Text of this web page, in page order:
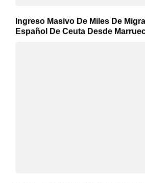
Ingreso Masivo De Miles De
Español De Ceuta Desde